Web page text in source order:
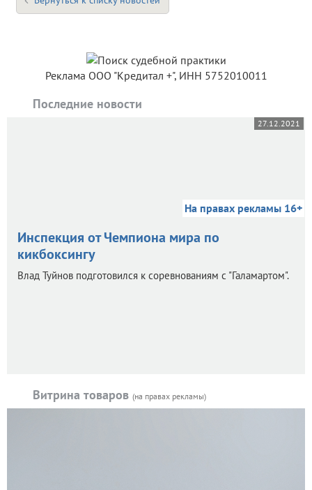
Реклама ООО "Кредитал +", ИНН 5752010011
Последние новости
27.12.2021
На правах рекламы 16+
Инспекция от Чемпиона мира по
кикбоксингу
Влад Туйнов подготовился к соревнованиям с "Галамартом".
Витрина товаров (на правах рекламы)